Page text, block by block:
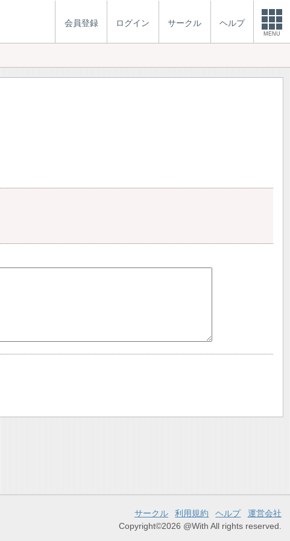
会員登録 ログイン サークル ヘルプ
MENU
サークル 利用規約 ヘルプ
運営会社
Copyright©2026 @With All rights reserved.